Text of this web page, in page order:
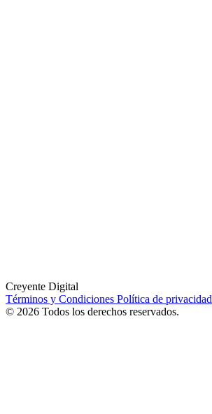
Creyente Digital
Términos y Condiciones Política de privacidad
© 2026 Todos los derechos reservados.